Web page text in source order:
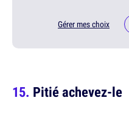
Gérer mes choix
Pitié achevez-le